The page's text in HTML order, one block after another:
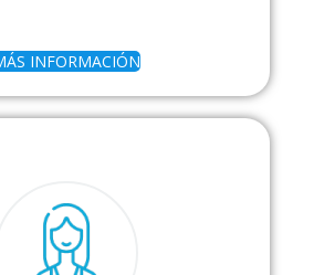
INFORMACIÓN